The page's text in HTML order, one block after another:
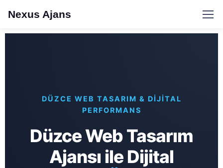
Nexus Ajans
DÜZCE WEB TASARIM & DIJITAL
PERFORMANS
Düzce Web Tasarım
Ajansı ile Dijital